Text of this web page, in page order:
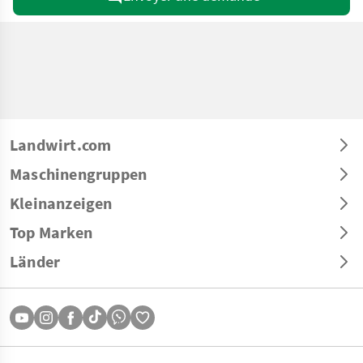
Landwirt.com
Maschinengruppen
Kleinanzeigen
Top Marken
Länder